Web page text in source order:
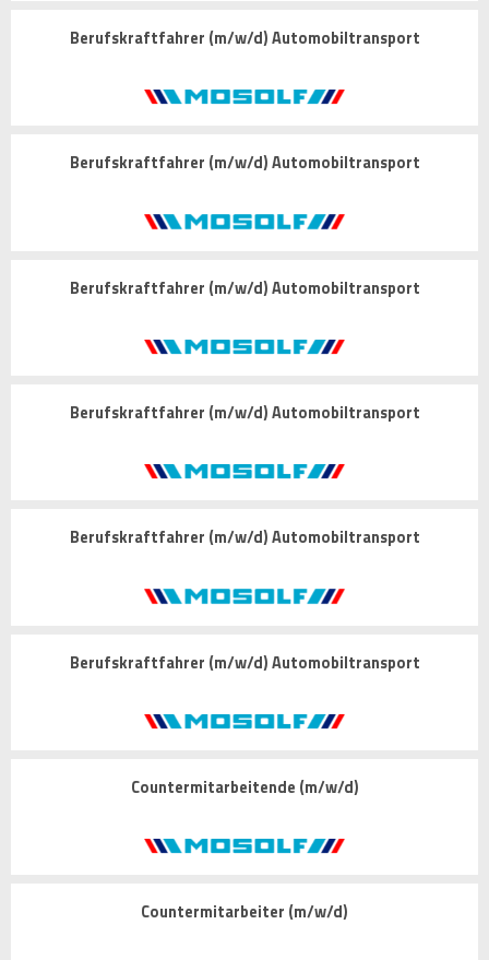
Berufskraftfahrer (m/w/d) Automobiltransport
Berufskraftfahrer (m/w/d) Automobiltransport
Berufskraftfahrer (m/w/d) Automobiltransport
Berufskraftfahrer (m/w/d) Automobiltransport
Berufskraftfahrer (m/w/d) Automobiltransport
Berufskraftfahrer (m/w/d) Automobiltransport
Countermitarbeitende (m/w/d)
Countermitarbeiter (m/w/d)